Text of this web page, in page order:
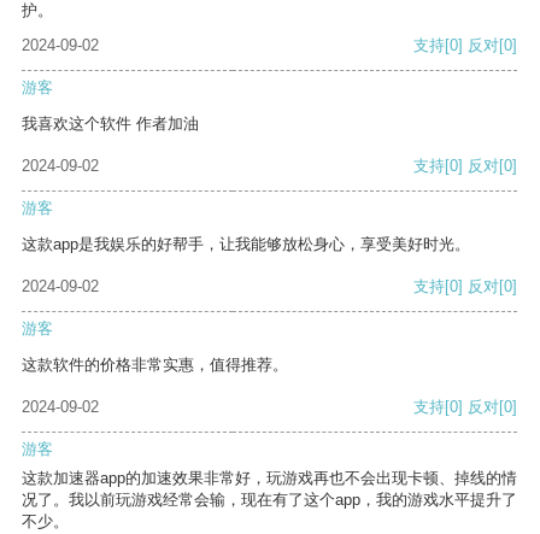
护。
2024-09-02
支持[0] 反对[0]
游客
我喜欢这个软件 作者加油
2024-09-02 支持[0] 反对[0]
游客
这款app是我娱乐的好帮手，让我能够放松身心，享受美好时光。
2024-09-02 支持[0] 反对[0]
游客
这款软件的价格非常实惠，值得推荐。
2024-09-02 支持[0] 反对[0]
游客
这款加速器app的加速效果非常好，玩游戏再也不会出现卡顿、掉线的情
况了。我以前玩游戏经常会输，现在有了这个app，我的游戏水平提升了
不少。